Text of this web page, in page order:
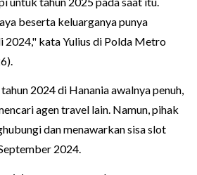
beserta keluarganya punya
2024," kata Yulius di Polda Metro
2024 di Hanania awalnya penuh,
agen travel lain. Namun, pihak
dan menawarkan sisa slot
2024.